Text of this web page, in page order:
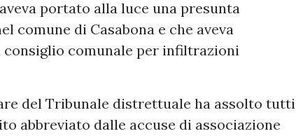
portato alla luce una presunta
comune di Casabona e che aveva
comunale per infiltrazioni
del Tribunale distrettuale ha assolto tutti
abbreviato dalle accuse di associazione